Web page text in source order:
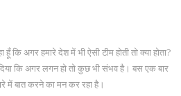
हूँ कि अगर हमारे देश में भी ऐसी टीम होती तो क्या होता?
कि अगर लगन हो तो कुछ भी संभव है। बस एक बार
में बात करने का मन कर रहा है।